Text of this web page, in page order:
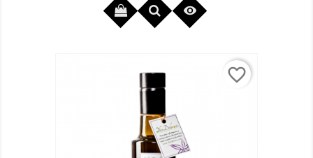

favorite_border